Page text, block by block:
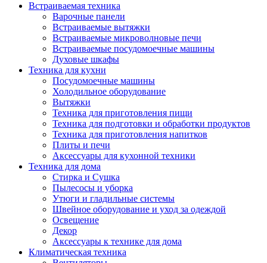
Встраиваемая техника
Варочные панели
Встраиваемые вытяжки
Встраиваемые микроволновые печи
Встраиваемые посудомоечные машины
Духовые шкафы
Техника для кухни
Посудомоечные машины
Холодильное оборудование
Вытяжки
Техника для приготовления пищи
Техника для подготовки и обработки продуктов
Техника для приготовления напитков
Плиты и печи
Аксессуары для кухонной техники
Техника для дома
Стирка и Сушка
Пылесосы и уборка
Утюги и гладильные системы
Швейное оборудование и уход за одеждой
Освещение
Декор
Аксессуары к технике для дома
Климатическая техника